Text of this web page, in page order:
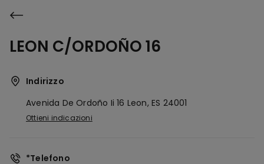
LEON C/ORDOÑO 16
Indirizzo
Avenida De Ordoño Ii 16 Leon, ES 24001
Ottieni indicazioni
*Telefono